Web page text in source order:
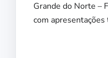
Grande do Norte –
com